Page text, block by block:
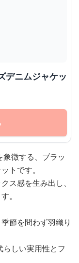
デニムジャケッ
徴する、ブラッ
トです。
ス感を生み出し、
。
節を問わず羽織り
しい実用性とフ